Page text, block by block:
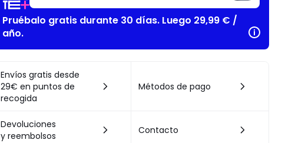
Pruébalo gratis durante 30 días. Luego 29,99 € /
año.
Envíos gratis desde
29€ en puntos de
recogida
Métodos de pago
Devoluciones
y reembolsos
Contacto